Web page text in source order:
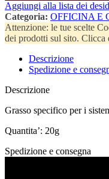
Aggiungi alla lista dei
Categoria: OFFICINA E
Attenzione: le tue scelte
dei prodotti sul sito. Clicca
Descrizione
Spedizione e
Descrizione
Grasso specifico per i
Quantita’: 20g
Spedizione e consegna